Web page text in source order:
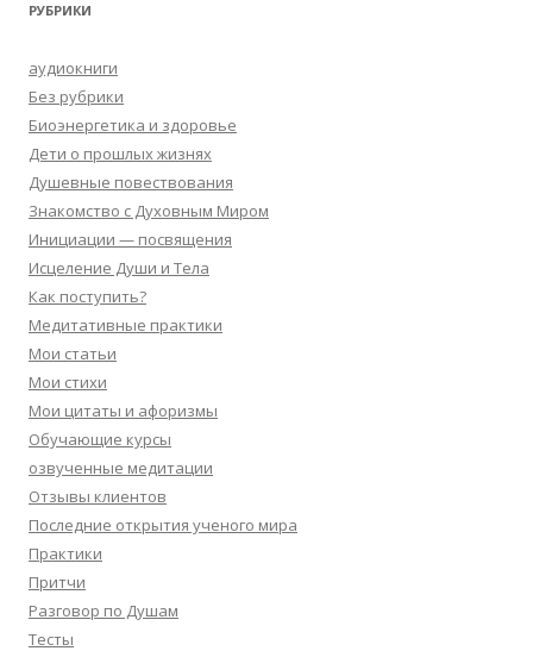
РУБРИКИ
аудиокниги
Без рубрики
Биоэнергетика и здоровье
Дети о прошлых жизнях
Душевные повествования
Знакомство с Духовным Миром
Инициации — посвящения
Исцеление Души и Тела
Как поступить?
Медитативные практики
Мои статьи
Мои стихи
Мои цитаты и афоризмы
Обучающие курсы
озвученные медитации
Отзывы клиентов
Последние открытия ученого мира
Практики
Притчи
Разговор по Душам
Тесты